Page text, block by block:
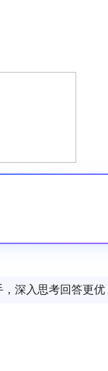
深入思考回答更优